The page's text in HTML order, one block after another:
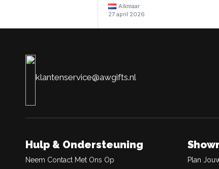
Alkmaar
27 april 2026
klantenservice@awgifts.nl
Hulp & Ondersteuning
Neem Contact Met Ons Op
Plan